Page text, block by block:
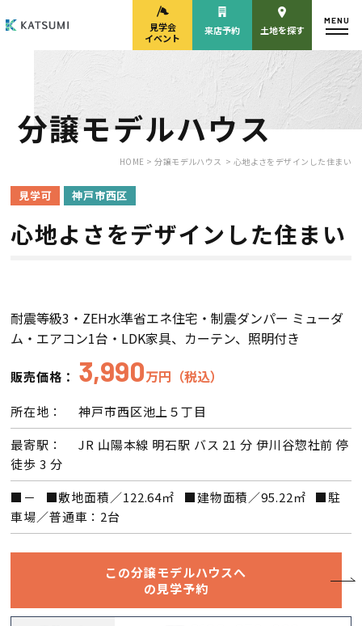
モデルハウス
来場予約
見学会・
イベント来場予約
来店予約 カタログ請求
物件検索
会員登録
分譲モデルハウス
おすすめ分譲地
KATSUMIの標準仕様 和暮-なごみ-
見学会
イベント
来店予約 土地を探す
MENU
分譲モデルハウス
HOME >分譲モデルハウス > 心地よさをデザインした住まい
見学可 神戸市西区
心地よさをデザインした住まい
耐震等級3・ZEH水準省エネ住宅・制震ダンパー ミューダ
ム・エアコン1台・LDK家具、カーテン、照明付き
販売価格： 3,990万円（税込）
所在地：
神戸市西区池上５丁目
最寄駅：
JR 山陽本線 明石駅 バス 21 分 伊川谷惣社前 停
徒歩 3 分
■－ ■敷地面積／122.64㎡ ■建物面積／95.22㎡ ■駐
車場／普通車：2台
この分譲モデルハウスへ
の見学予約